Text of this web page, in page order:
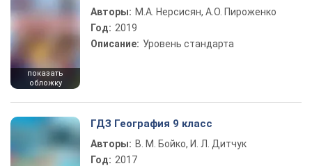
показать
обложку
Авторы: М.А. Нерсисян, А.О. Пироженко
Год: 2019
Описание: Уровень стандарта
ГДЗ География 9 класс
Авторы: В. М. Бойко, И. Л. Дитчук
Год: 2017